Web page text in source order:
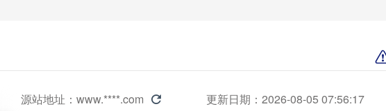
源站地址： www.****.com  更新日期：2026-08-05 07:56:17